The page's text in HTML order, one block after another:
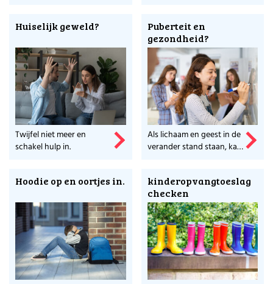
Huiselijk geweld?
Twijfel niet meer en
schakel hulp in.
Puberteit en
gezondheid?
Als lichaam en geest in de
verander stand staan, kan
Hoodie op en oortjes in.
kinderopvangtoeslag
checken